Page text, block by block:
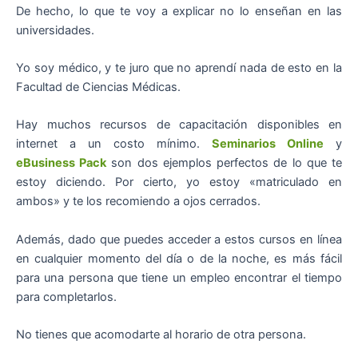
De hecho, lo que te voy a explicar no lo enseñan en las
universidades.
Yo soy médico, y te juro que no aprendí nada de esto en la
Facultad de Ciencias Médicas.
Hay muchos recursos de capacitación disponibles en
internet a un costo mínimo. Seminarios Online y
eBusiness Packson dos ejemplos perfectos de lo que te
estoy diciendo. Por cierto, yo estoy «matriculado en
ambos» y te los recomiendo a ojos cerrados.
Además, dado que puedes acceder a estos cursos en línea
en cualquier momento del día o de la noche, es más fácil
para una persona que tiene un empleo encontrar el tiempo
para completarlos.
No tienes que acomodarte al horario de otra persona.